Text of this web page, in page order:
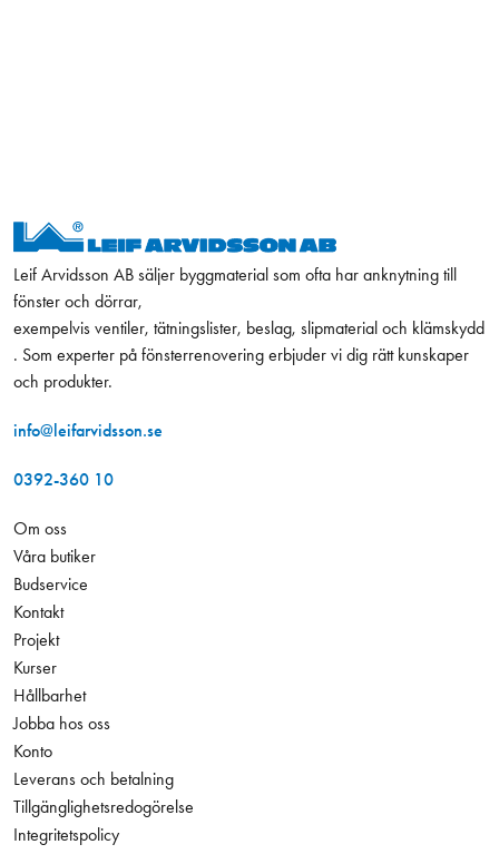
Leif Arvidsson AB säljer byggmaterial som ofta har anknytning till
fönster och dörrar,
exempelvis ventiler, tätningslister, beslag, slipmaterial och klämskydd
. Som experter på fönsterrenovering erbjuder vi dig rätt kunskaper
och produkter.
info@leifarvidsson.se
0392-360 10
Om oss
Våra butiker
Budservice
Kontakt
Projekt
Kurser
Hållbarhet
Jobba hos oss
Konto
Leverans och betalning
Tillgänglighetsredogörelse
Integritetspolicy